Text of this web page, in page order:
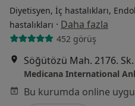
Diyetisyen, İç hastalıkları,
hastalıkları · Daha fazla
452 görüş
Söğütözü Mah. 2176.
Medicana International